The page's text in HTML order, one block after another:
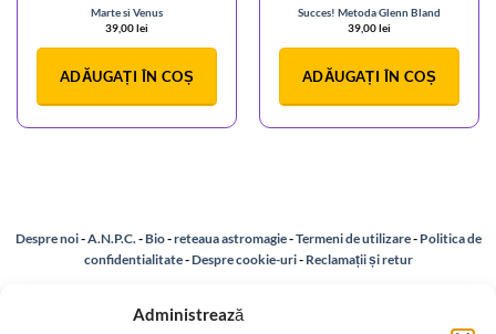
Administrează
Marte si Venus
39,00lei
ADĂUGAȚI ÎN COȘ
Succes! Metoda Glenn Bland
39,00lei
ADĂUGAȚI ÎN COȘ
Despre noi-A.N.P.C.-Bio-reteaua astromagie-Termeni de utilizare- Politica de
confidentialitate-Despre cookie-uri- Reclamații și retur
Politica de rezolvare a reclamatiilor -